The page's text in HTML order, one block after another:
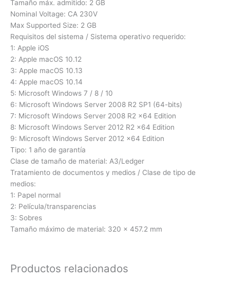
Tamaño máx. admitido: 2 GB
Nominal Voltage: CA 230V
Max Supported Size: 2 GB
Requisitos del sistema / Sistema operativo requerido:
1: Apple iOS
2: Apple macOS 10.12
3: Apple macOS 10.13
4: Apple macOS 10.14
5: Microsoft Windows 7 / 8 / 10
6: Microsoft Windows Server 2008 R2 SP1 (64-bits)
7: Microsoft Windows Server 2008 R2 x64 Edition
8: Microsoft Windows Server 2012 R2 x64 Edition
9: Microsoft Windows Server 2012 x64 Edition
Tipo: 1 año de garantía
Clase de tamaño de material: A3/Ledger
Tratamiento de documentos y medios / Clase de tipo de
medios:
1: Papel normal
2: Película/transparencias
3: Sobres
Tamaño máximo de material: 320 x 457.2 mm
Productos relacionados